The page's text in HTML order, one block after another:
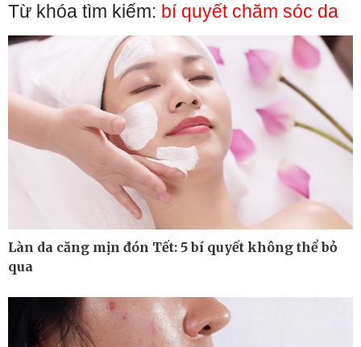
Đảng
Tổ chức nhân sự
Quốc hội
Nhận diện sự thật
Xã hội
Tin 24h
Giáo dục
Dự báo thời tiết
Dấu ấn VOV
Việc làm
Biển đảo
Thế giới
Multimedia
Từ khóa tìm kiếm: bí quyết chăm sóc da
Làn da căng mịn đón Tết: 5 bí quyết không thể bỏ
qua